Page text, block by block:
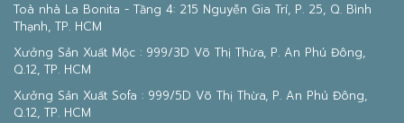
Toà nhà La Bonita - Tầng 4: 215 Nguyễn Gia Trí, P. 25, Q. Bình
Thạnh, TP. HCM
Xưởng Sản Xuất Mộc : 999/3D Võ Thị Thừa, P. An Phú Đông,
Q.12, TP. HCM
Xưởng Sản Xuất Sofa : 999/5D Võ Thị Thừa, P. An Phú Đông,
Q.12, TP. HCM